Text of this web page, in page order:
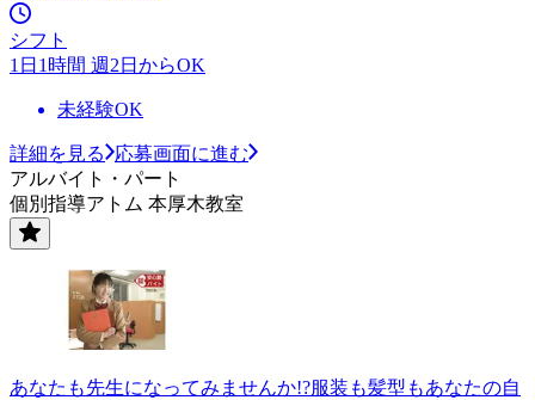
シフト
1日1時間 週2日からOK
未経験OK
詳細を見る
応募画面に進む
アルバイト・パート
個別指導アトム 本厚木教室
あなたも先生になってみませんか!?服装も髪型もあなたの自